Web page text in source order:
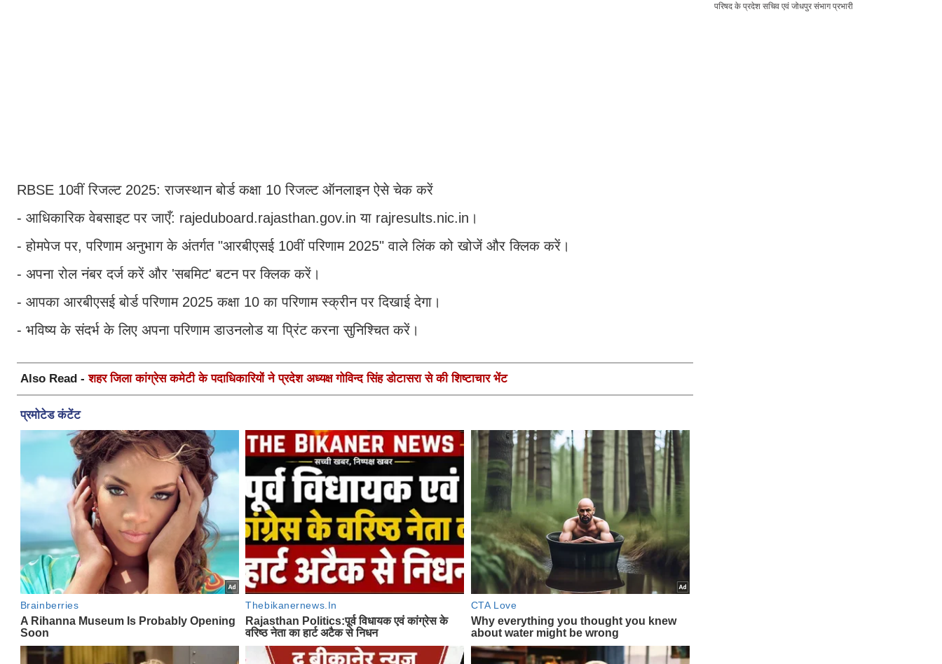
RBSE 10वीं रिजल्ट 2025: राजस्थान बोर्ड कक्षा 10 रिजल्ट ऑनलाइन ऐसे चेक करें
- आधिकारिक वेबसाइट पर जाएँ: rajeduboard.rajasthan.gov.in या rajresults.nic.in।
- होमपेज पर, परिणाम अनुभाग के अंतर्गत "आरबीएसई 10वीं परिणाम 2025" वाले लिंक को खोजें और क्लिक करें।
- अपना रोल नंबर दर्ज करें और 'सबमिट' बटन पर क्लिक करें।
- आपका आरबीएसई बोर्ड परिणाम 2025 कक्षा 10 का परिणाम स्क्रीन पर दिखाई देगा।
- भविष्य के संदर्भ के लिए अपना परिणाम डाउनलोड या प्रिंट करना सुनिश्चित करें।
Also Read -शहर जिला कांग्रेस कमेटी के पदाधिकारियों ने प्रदेश अध्यक्ष गोविन्द सिंह डोटासरा से की शिष्टाचार भेंट
परिषद के प्रदेश सचिव एवं जोधपुर संभाग प्रभारी